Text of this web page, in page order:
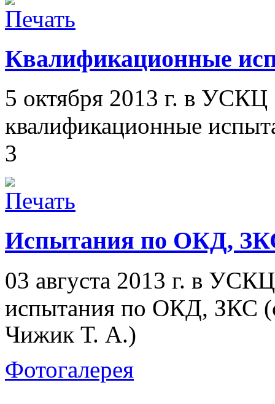
Квалификационные
5 октября 2013 г. в УСКЦ
квалификационные
3
Испытания по ОКД,
03 августа 2013 г. в
испытания по ОКД, ЗКС
Чижик Т. А.)
Фотогалерея